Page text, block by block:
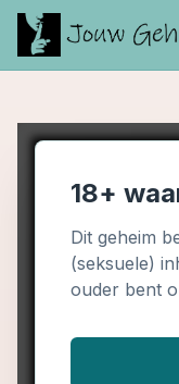
18+
Dit geheim
(seksuele)
ouder bent